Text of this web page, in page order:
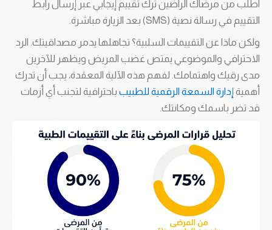
اطلب من مرضاك الراضين ترك تقييم إيجابي عبر إرسال رابط
التقييم في رسالة نصية (SMS) بعد الزيارة مباشرة.
ولكن ماذا عن التقييمات السلبية؟ تجاهلها يدمر مصداقيتك. الرد
الاحترافي والموضوعي يمتص غضب المريض ويظهر للآخرين
مدى رقيك واهتمامك. لفهم هذه الآلية المعقدة، يجب أن تدرك
أهميةإدارة السمعة الرقمية للطبيب باحترافية لتجنب أي أزمات
قد تضر باسمك ومكانتك.